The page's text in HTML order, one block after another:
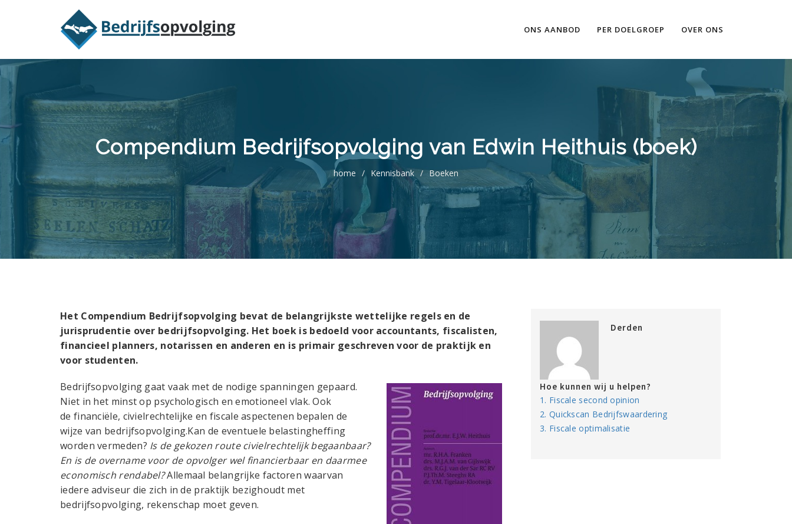
ONS AANBOD PER DOELGROEP OVER ONS
Compendium Bedrijfsopvolging van Edwin Heithuis (boek)
home / Kennisbank / Boeken
Het Compendium Bedrijfsopvolging bevat de belangrijkste wettelijke regels en de
jurisprudentie over bedrijfsopvolging. Het boek is bedoeld voor accountants, fiscalisten,
financieel planners, notarissen en anderen en is primair geschreven voor de praktijk en
voor studenten.
Bedrijfsopvolging gaat vaak met de nodige spanningen gepaard.
Niet in het minst op psychologisch en emotioneel vlak. Ook
de financiële, civielrechtelijke en fiscale aspectenen bepalen de
wijze van bedrijfsopvolging.Kan de eventuele belastingheffing
worden vermeden? Is de gekozen route civielrechtelijk begaanbaar?
En is de overname voor de opvolger wel financierbaar en daarmee
economisch rendabel?Allemaal belangrijke factoren waarvan
iedere adviseur die zich in de praktijk bezighoudt met
bedrijfsopvolging, rekenschap moet geven.
Derden
Hoe kunnen wij u helpen?
1. Fiscale second opinion
2. Quickscan Bedrijfswaardering
3. Fiscale optimalisatie
Oriëntatiememo bedrijfsopvolging voor fiscaal juridisch advies